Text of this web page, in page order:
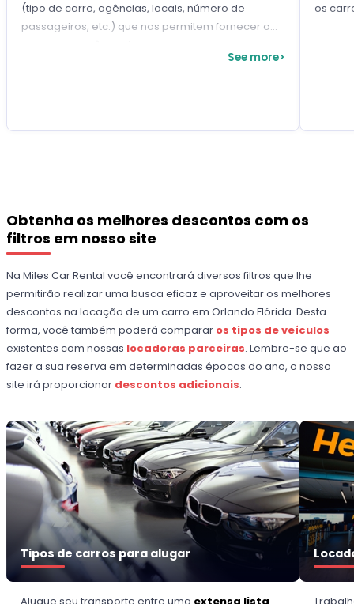
(tipo de carro, agências, locais, número de
passageiros, etc.) que nos permitem fornecer o
See more>
os
Obtenha os melhores descontos com os
filtros em nosso site
Na Miles Car Rental você encontrará diversos filtros que lhe
permitirão realizar uma busca eficaz e aproveitar os melhores
descontos na locação de um carro em Orlando Flórida. Desta
forma, você também poderá comparar os tipos de veículos
existentes com nossas locadoras parceiras. Lembre-se que ao
fazer a sua reserva em determinadas épocas do ano, o nosso
site irá proporcionar descontos adicionais.
Tipos de carros para alugar